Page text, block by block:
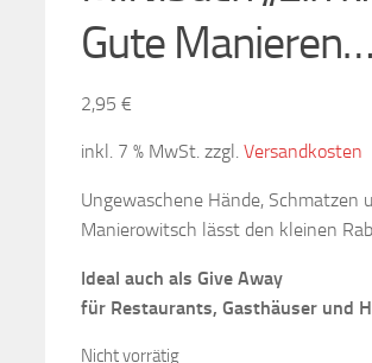
Gute
2,95 €
inkl. 7 % MwSt. zzgl. Versandkosten
Ungewaschene Hände, Schmatzen
Manierowitsch lässt den kleinen
Ideal auch als Give Away
für Restaurants, Gasthäuser und
Nicht vorrätig